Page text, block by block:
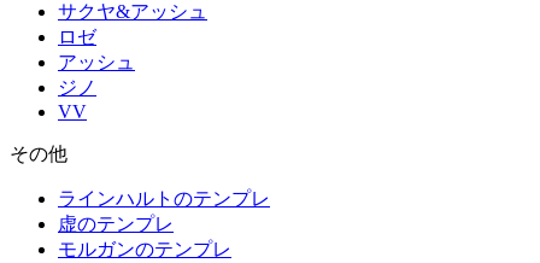
サクヤ&アッシュ
ロゼ
アッシュ
ジノ
VV
その他
ラインハルトのテンプレ
虚のテンプレ
モルガンのテンプレ